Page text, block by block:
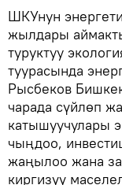
ШКУнун
жылдары
туруктуу
туурасында
Рысбеков
чарада сүйлөп
катышуучулары
чыңдоо,
жаңылоо жана
киргизүү